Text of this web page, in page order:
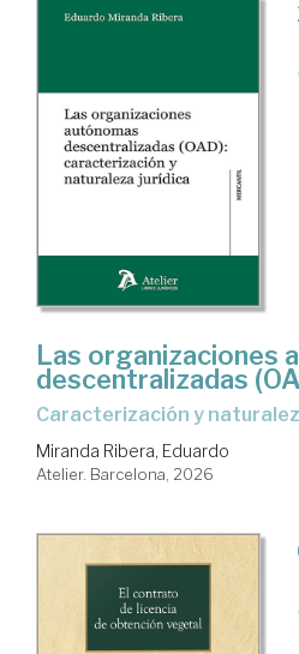
Las organizaciones
descentralizadas
Caracterización y
Miranda Ribera, Eduardo
Atelier. Barcelona, 2026